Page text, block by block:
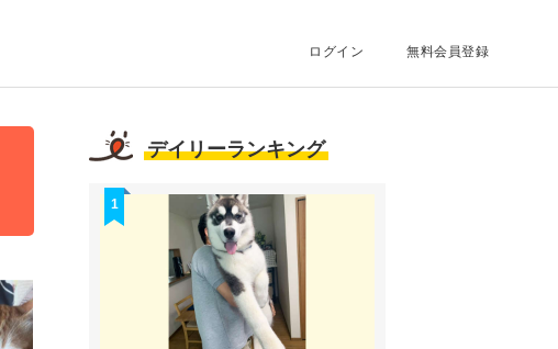
ログイン 無料会員登録
デイリーランキング
1